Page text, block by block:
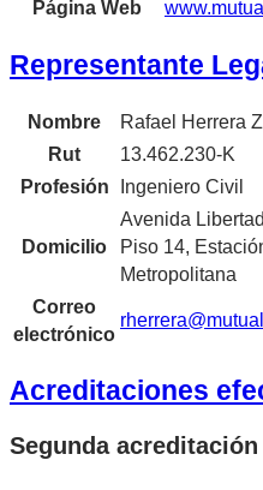
Página Web
Representante
Nombre
Rafael Herrera
Rut
13.462.230-K
Profesión
Ingeniero Civil
Domicilio
Avenida
Piso 14,
Metropolitana
Correo
electrónico
Acreditaciones
Segunda acreditación